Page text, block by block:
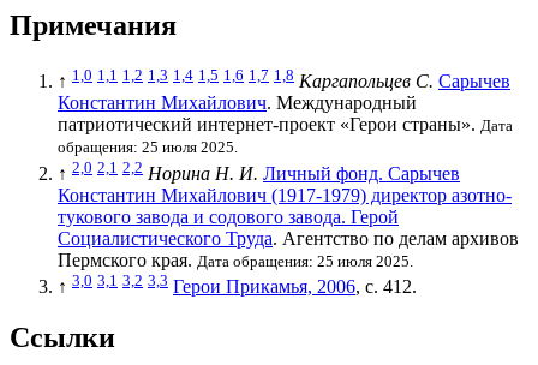
Примечания
↑ 1,0 1,1 1,2 1,3 1,4 1,5 1,6 1,7 1,8 Каргапольцев С. Сарычев
Константин Михайлович. Международный
патриотический интернет-проект «Герои страны». Дата
обращения: 25 июля 2025.
↑ 2,0 2,1 2,2 Норина Н. И. Личный фонд. Сарычев
Константин Михайлович (1917-1979) директор азотно-
тукового завода и содового завода. Герой
Социалистического Труда. Агентство по делам архивов
Пермского края. Дата обращения: 25 июля 2025.
↑ 3,0 3,1 3,2 3,3 Герои Прикамья, 2006, с. 412.
Ссылки